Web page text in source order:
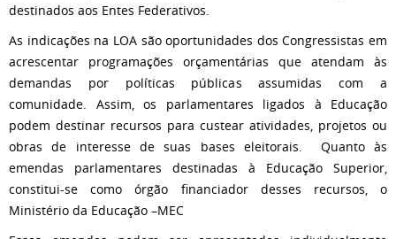
destinados aos Entes Federativos.
As indicações na LOA são oportunidades dos Congressistas em
acrescentar programações orçamentárias que atendam às
demandas por políticas públicas assumidas com a
comunidade. Assim, os parlamentares ligados à Educação
podem destinar recursos para custear atividades, projetos ou
obras de interesse de suas bases eleitorais. Quanto às
emendas parlamentares destinadas à Educação Superior,
constitui-se como órgão financiador desses recursos, o
Ministério da Educação –MEC